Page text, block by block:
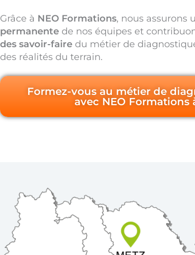
Grâce à NEO Formations, nous assurons
permanente de nos équipes et
des savoir-faire du métier de
des réalités du terrain.
Formez-vous au métier de
avec NEO Formations